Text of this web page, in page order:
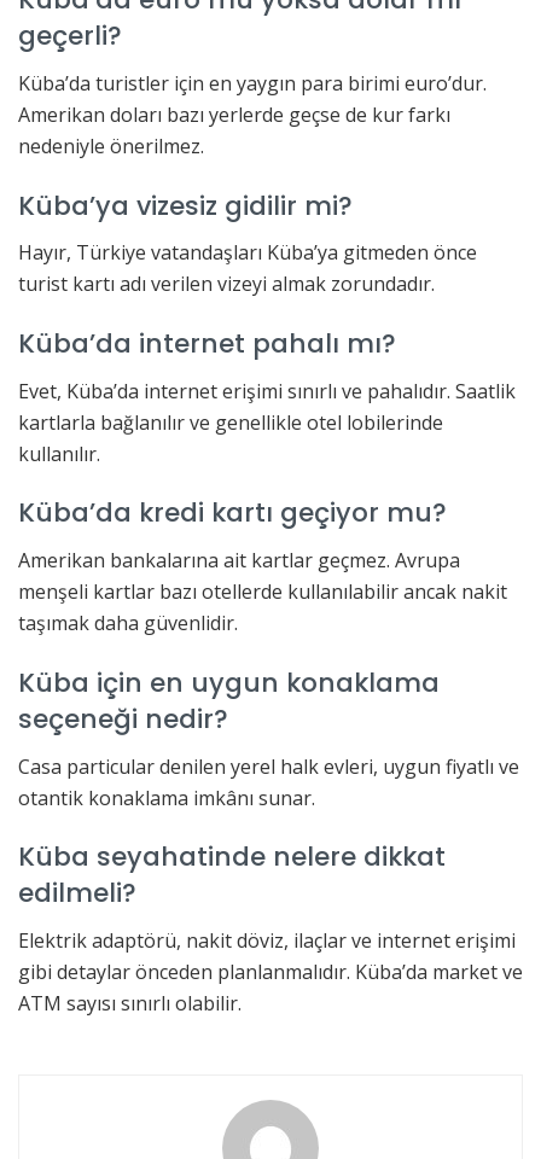
geçerli?
Küba’da turistler için en yaygın para birimi euro’dur.
Amerikan doları bazı yerlerde geçse de kur farkı
nedeniyle önerilmez.
Küba’ya vizesiz gidilir mi?
Hayır, Türkiye vatandaşları Küba’ya gitmeden önce
turist kartı adı verilen vizeyi almak zorundadır.
Küba’da internet pahalı mı?
Evet, Küba’da internet erişimi sınırlı ve pahalıdır. Saatlik
kartlarla bağlanılır ve genellikle otel lobilerinde
kullanılır.
Küba’da kredi kartı geçiyor mu?
Amerikan bankalarına ait kartlar geçmez. Avrupa
menşeli kartlar bazı otellerde kullanılabilir ancak nakit
taşımak daha güvenlidir.
Küba için en uygun konaklama
seçeneği nedir?
Casa particular denilen yerel halk evleri, uygun fiyatlı ve
otantik konaklama imkânı sunar.
Küba seyahatinde nelere dikkat
edilmeli?
Elektrik adaptörü, nakit döviz, ilaçlar ve internet erişimi
gibi detaylar önceden planlanmalıdır. Küba’da market ve
ATM sayısı sınırlı olabilir.